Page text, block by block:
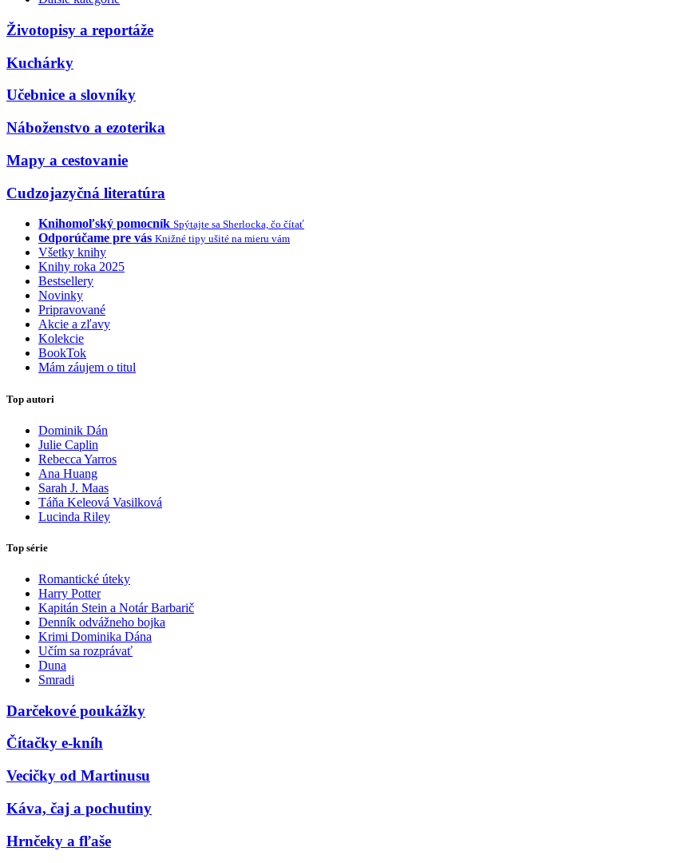
Životopisy a reportáže
Kuchárky
Učebnice a slovníky
Náboženstvo a ezoterika
Mapy a cestovanie
Cudzojazyčná literatúra
Knihomoľský pomocník Spýtajte sa Sherlocka, čo čítať
Odporúčame pre vás Knižné tipy ušité na mieru vám
Všetky knihy
Knihy roka 2025
Bestsellery
Novinky
Pripravované
Akcie a zľavy
Kolekcie
BookTok
Mám záujem o titul
Top autori
Dominik Dán
Julie Caplin
Rebecca Yarros
Ana Huang
Sarah J. Maas
Táňa Keleová Vasilková
Lucinda Riley
Top série
Romantické úteky
Harry Potter
Kapitán Stein a Notár Barbarič
Denník odvážneho bojka
Krimi Dominika Dána
Učím sa rozprávať
Duna
Smradi
Darčekové poukážky
Čítačky e-kníh
Vecičky od Martinusu
Káva, čaj a pochutiny
Hrnčeky a fľaše